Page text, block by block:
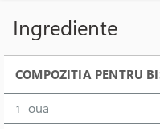
Ingrediente
COMPOZITIA PENTRU
1 oua